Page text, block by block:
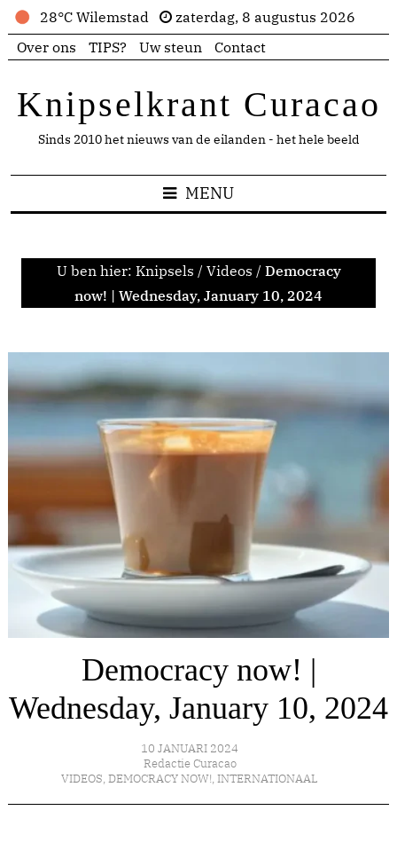
28°C Wilemstad
zaterdag, 8 augustus 2026
Over ons
TIPS? Uw steun Contact
Knipselkrant Curacao
Sinds 2010 het nieuws van de eilanden - het hele beeld
MENU
U ben hier: Knipsels / Videos / Democracy
now! | Wednesday, January 10, 2024
Democracy now! |
Wednesday, January 10, 2024
10 JANUARI 2024
Redactie Curacao
VIDEOS, DEMOCRACY NOW!, INTERNATIONAAL